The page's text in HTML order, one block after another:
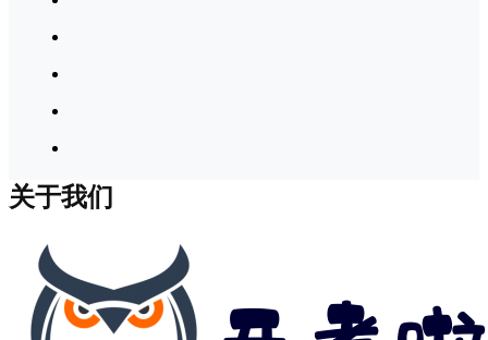
关于我们